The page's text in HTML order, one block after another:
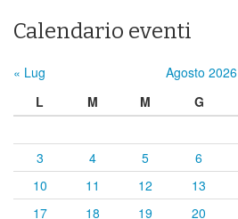
Calendario eventi
« Lug Agosto 2026
L
M M G
3
4 5 6
10
11 12 13
17
18 19 20